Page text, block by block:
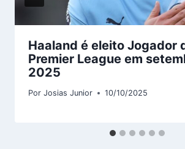
Haaland é eleito Jogador
Premier League em
2025
Por Josias Junior 10/10/2025